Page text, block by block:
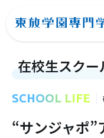
在校生スクー
SCHOOL LIFE
“サンジャポ